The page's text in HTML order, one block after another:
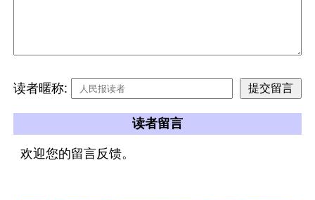
读者暱称:
读者留言
欢迎您的留言反馈。